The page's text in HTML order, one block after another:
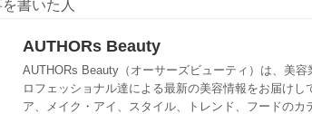
書いた人
AUTHORs Beauty
AUTHORs Beauty（オーサーズビューティ）は、美容
ロフェッショナル達による最新の美容情報をお届けし
ア、メイク・アイ、スタイル、トレンド、フードのカ